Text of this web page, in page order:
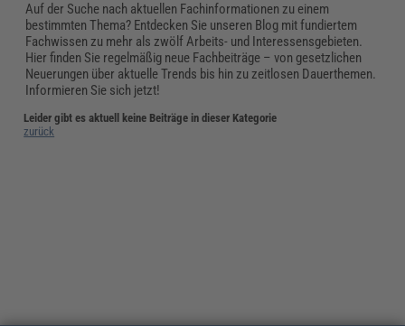
Auf der Suche nach aktuellen Fachinformationen zu einem
bestimmten Thema? Entdecken Sie unseren Blog mit fundiertem
Fachwissen zu mehr als zwölf Arbeits- und Interessensgebieten.
Hier finden Sie regelmäßig neue Fachbeiträge – von gesetzlichen
Neuerungen über aktuelle Trends bis hin zu zeitlosen Dauerthemen.
Informieren Sie sich jetzt!
Leider gibt es aktuell keine Beiträge in dieser Kategorie
zurück